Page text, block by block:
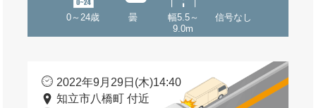
0～24歳 曇
幅5.5～
9.0m
信号なし
2022年9月29日(木)14:40
知立市八橋町 付近